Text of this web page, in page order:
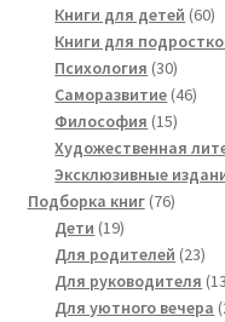
product
Книги для детей 6060
Книги для
Психология 3030
Саморазвитие 4646
Философия 1515
Художественная
Эксклюзивные
Подборка книг 7676
Дети 1919
products
Для родителей 2323
Для руководителя
Для уютного вечера